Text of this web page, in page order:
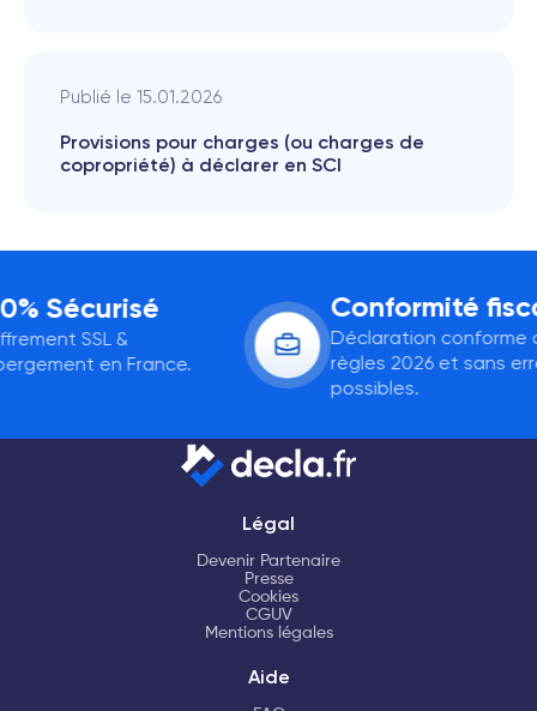
Publié le 15.01.2026
Provisions pour charges (ou charges de
copropriété) à déclarer en SCI
Sécurisé
SSL &
en France.
Conformité
Déclaration conforme
règles 2026 et sans
possibles.
Légal
Devenir Partenaire
Presse
Cookies
CGUV
Mentions légales
Aide